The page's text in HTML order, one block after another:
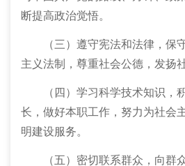
断提高政治觉悟。
（三）遵守宪法和法律，保
主义法制，尊重社会公德，发扬
（四）学习科学技术知识，
长，做好本职工作，努力为社会
明建设服务。
（五）密切联系群众，向群